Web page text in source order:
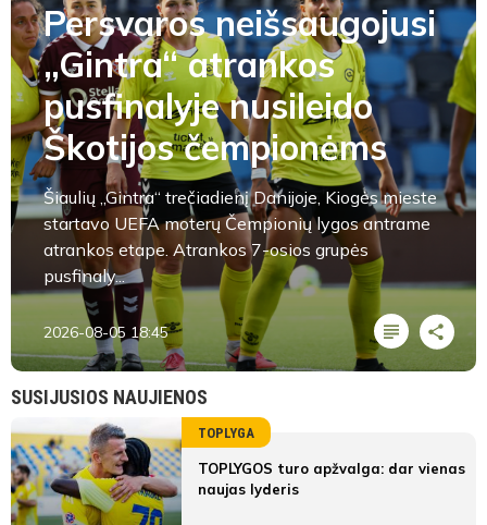
Persvaros neišsaugojusi
„Gintra“ atrankos
pusfinalyje nusileido
Škotijos čempionėms
Šiaulių „Gintra“ trečiadienį Danijoje, Kiogės mieste
startavo UEFA moterų Čempionių lygos antrame
atrankos etape. Atrankos 7-osios grupės
pusfinaly...
2026-08-05 18:45
SUSIJUSIOS NAUJIENOS
TOPLYGA
TOPLYGOS turo apžvalga: dar vienas
naujas lyderis